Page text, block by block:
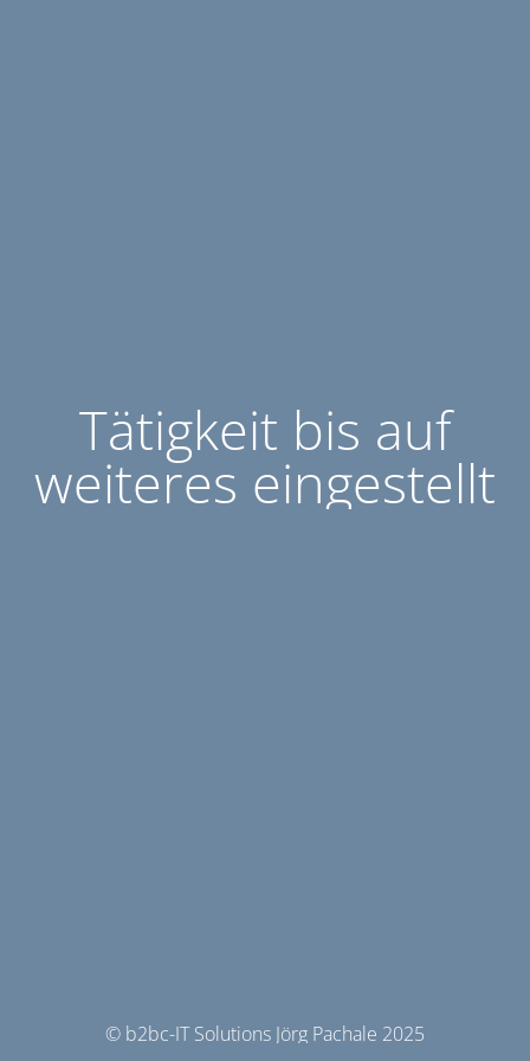
Tätigkeit bis auf
weiteres eingestellt
© b2bc-IT Solutions Jörg Pachale 2025